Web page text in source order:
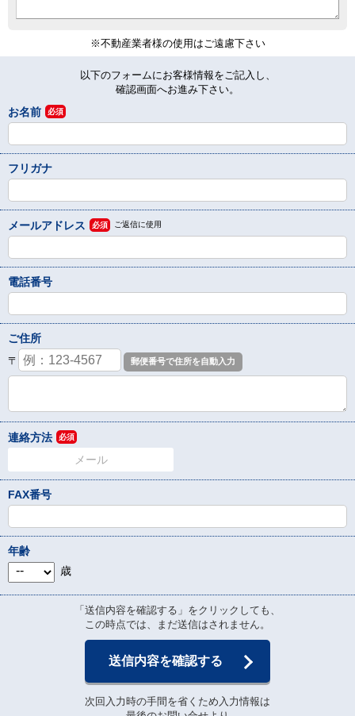
※不動産業者様の使用はご遠慮下さい
以下のフォームにお客様情報をご記入し、
確認画面へお進み下さい。
お名前 必須
フリガナ
メールアドレス 必須 ご返信に使用
電話番号
ご住所
〒
連絡方法 必須
メール
FAX番号
年齢
歳
「送信内容を確認する」をクリックしても、
この時点では、まだ送信はされません。
送信内容を確認する
次回入力時の手間を省くため入力情報は